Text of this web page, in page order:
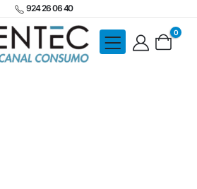
924 26 06 40
0